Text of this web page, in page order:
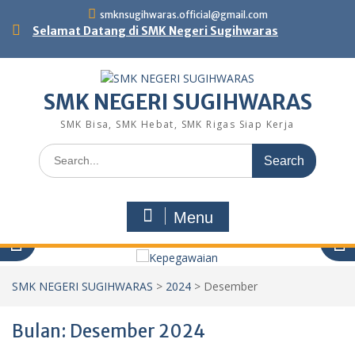
content
smknsugihwaras.official@gmail.com
Selamat Datang di SMK Negeri Sugihwaras
SMK NEGERI SUGIHWARAS
SMK Bisa, SMK Hebat, SMK Rigas Siap Kerja
Search
for:
Menu
SMK NEGERI SUGIHWARAS > 2024 > Desember
Bulan: Desember 2024